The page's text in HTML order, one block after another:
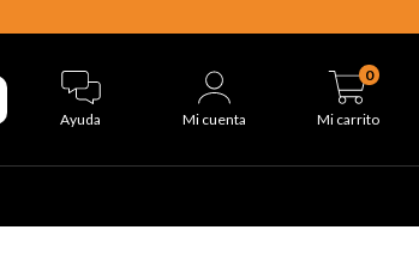
Ayuda Mi cuenta Mi carrito
0